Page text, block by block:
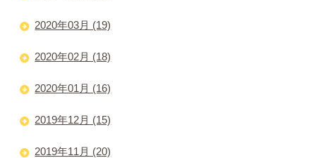
2020年03月 (19)
2020年02月 (18)
2020年01月 (16)
2019年12月 (15)
2019年11月 (20)